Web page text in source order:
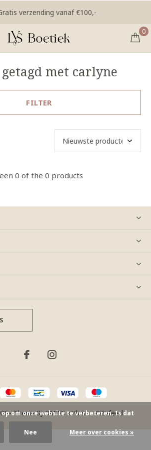
0
verzending vanaf €100,-
met carlyne
FILTER
0 of the 0 products
- Theme ByDMWS xPlus+-RSS-feed
om onze website te verbeteren. Is dat
Nee Meer over cookies »